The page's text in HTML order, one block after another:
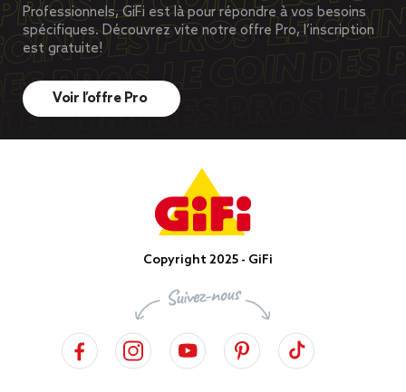
Professionnels, GiFi est là pour répondre à vos besoins
spécifiques. Découvrez vite notre offre Pro, l’inscription
est gratuite!
Voir l’offre Pro
Copyright 2025 - GiFi